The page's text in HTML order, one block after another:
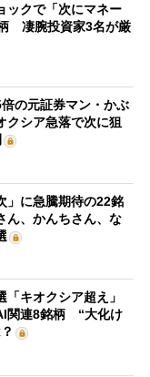
ックで「次にマネー
凄腕投資家3名が厳
の元証券マン・かぶ
クシア急落で次に狙
」に急騰期待の22銘
、かんちさん、な
キオクシア超え」
関連8銘柄 “大化け